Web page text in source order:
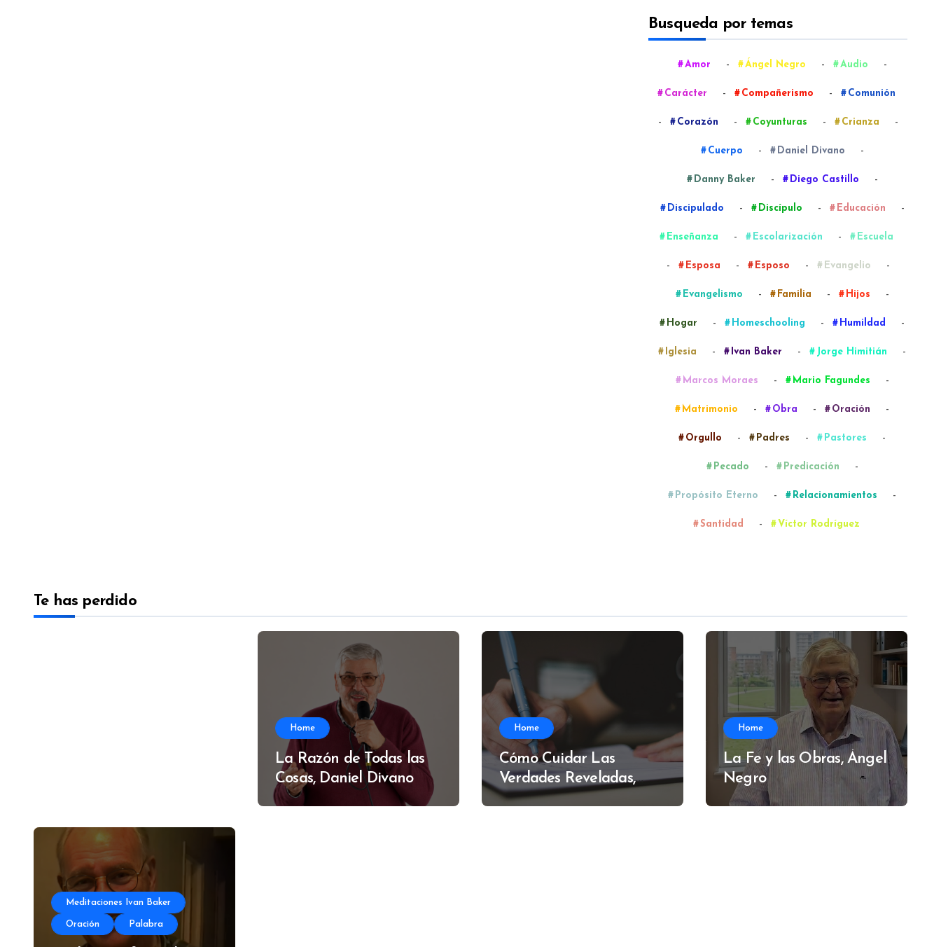
Busqueda por temas
Amor - Ángel Negro - Audio -
Carácter - Compañerismo - Comunión
- Corazón - Coyunturas - Crianza -
Cuerpo - Daniel Divano -
Danny Baker - Diego Castillo -
Discipulado - Discípulo - Educación -
Enseñanza - Escolarización - Escuela
- Esposa - Esposo - Evangelio -
Evangelismo - Familia - Hijos -
Hogar - Homeschooling - Humildad -
Iglesia - Ivan Baker - Jorge Himitián -
Marcos Moraes - Mario Fagundes -
Matrimonio - Obra - Oración -
Orgullo - Padres - Pastores -
Pecado - Predicación -
Propósito Eterno - Relacionamientos -
Santidad - Víctor Rodríguez
Te has perdido
Home
La Razón de Todas las
Cosas, Daniel Divano
Home
Cómo Cuidar Las
Verdades Reveladas,
Alfredo Muzzi
Home
La Fe y las Obras, Ángel
Negro
Meditaciones Ivan Baker
Oración Palabra